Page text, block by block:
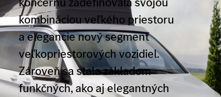
kombináciou veľkého priestoru
a elegancie nový segment
veľkopriestorových vozidiel.
Zároveň sa stala základom
funkčných, ako aj elegantných